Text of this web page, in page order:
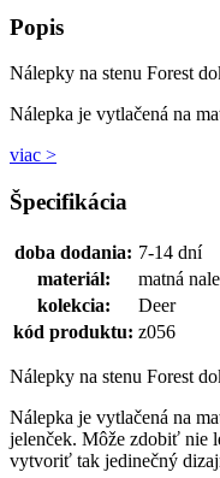
Popis
Nálepky na stenu Forest
Nálepka je vytlačená na
viac >
Špecifikácia
doba dodania: 7-14 dní
materiál:
matná
kolekcia:
Deer
kód produktu: z056
Nálepky na stenu Forest
Nálepka je vytlačená na
jelenček. Môže zdobiť nie
vytvoriť tak jedinečný